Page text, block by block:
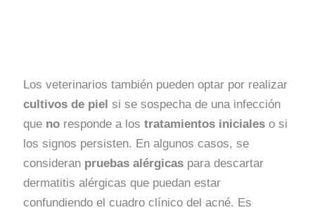
Los veterinarios también pueden optar por realizar
cultivos de piel si se sospecha de una infección
que no responde a los tratamientos iniciales o si
los signos persisten. En algunos casos, se
consideran pruebas alérgicas para descartar
dermatitis alérgicas que puedan estar
confundiendo el cuadro clínico del acné. Es